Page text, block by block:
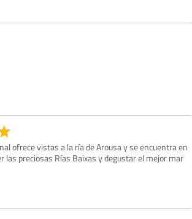
ofrece vistas a la ría de Arousa y se encuentra en
las preciosas Rías Baixas y degustar el mejor mar